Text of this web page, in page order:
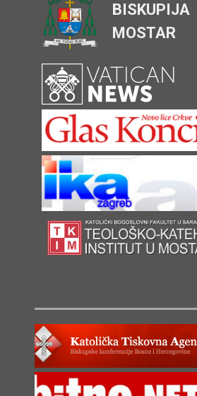
BISKUPIJA
MOSTAR